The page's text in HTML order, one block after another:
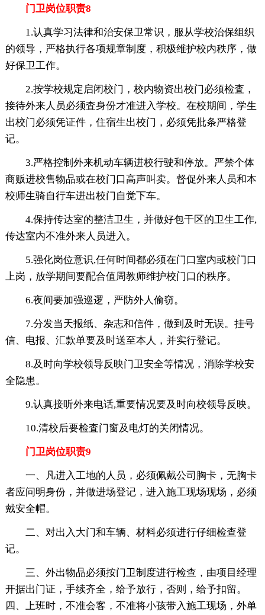
门卫岗位职责8
1.认真学习法律和治安保卫常识，服从学校治保组织
的领导，严格执行各项规章制度，积极维护校内秩序，做
好保卫工作。
2.按学校规定启闭校门，校内物资出校门必须检査，
接待外来人员必须査身份才准进入学校。在校期间，学生
出校门必须凭证件，住宿生出校门，必须凭批条严格登
记。
3.严格控制外来机动车辆进校行驶和停放。严禁个体
商贩进校售物品或在校门口高声叫卖。督促外来人员和本
校师生骑自行车进出校门自觉下车。
4.保持传达室的整洁卫生，并做好包干区的卫生工作,
传达室内不准外来人员进入。
5.强化岗位意识,任何时间都必须在门口室内或校门口
上岗，放学期间要配合值周教师维护校门口的秩序。
6.夜间要加强巡逻，严防外人偷窃。
7.分发当天报纸、杂志和信件，做到及时无误。挂号
信、电报、汇款单要及时送至本人，并实行登记。
8.及时向学校领导反映门卫安全等情况，消除学校安
全隐患。
9.认真接听外来电话,重要情况要及时向校领导反映。
10.清校后要检査门窗及电灯的关闭情况。
门卫岗位职责9
一、凡进入工地的人员，必须佩戴公司胸卡，无胸卡
者应问明身份，并做进场登记，进入施工现场现场，必须
戴安全帽。
二、对出入大门和车辆、材料必须进行仔细检查登
记。
三、外出物品必须按门卫制度进行检查，由项目经理
开据出门证，手续齐全，给予放行，否则，给予扣留。
四、上班时，不准会客，不准将小孩带入施工现场，外单